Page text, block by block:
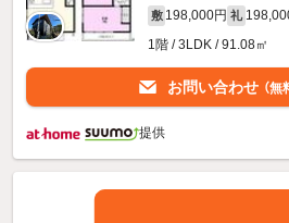
敷 198,000円 礼
1階 / 3LDK / 91.08㎡
お問い合わせ （無
提供